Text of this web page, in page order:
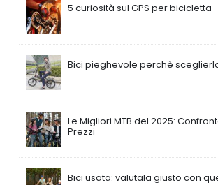
5 curiosità sul GPS per bicicletta
Bici pieghevole perchè
Le Migliori MTB del 2025:
Prezzi
Bici usata: valutala giusto con